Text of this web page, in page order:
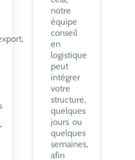
en
logistique
peut
intégrer
votre
structure,
quelques
jours ou
quelques
semaines,
afin
d’identifier
les
points